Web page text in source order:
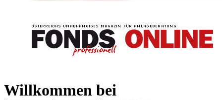
Willkommen bei